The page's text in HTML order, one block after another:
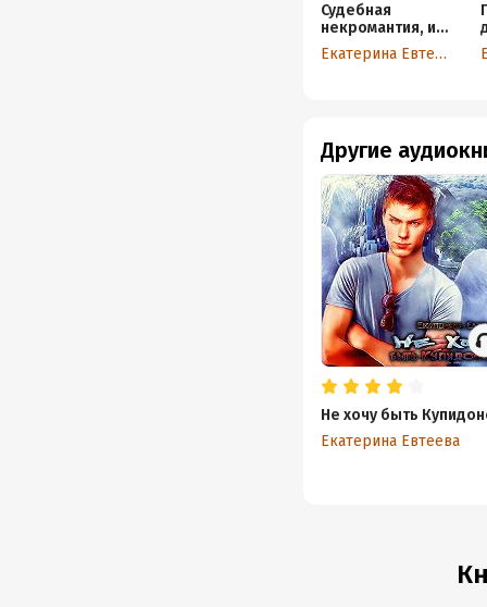
Судебная
некромантия, или
Попаданке здесь
не место
Екатерина Евтеева
Другие
Не хочу быть
Екатерина Евтеева